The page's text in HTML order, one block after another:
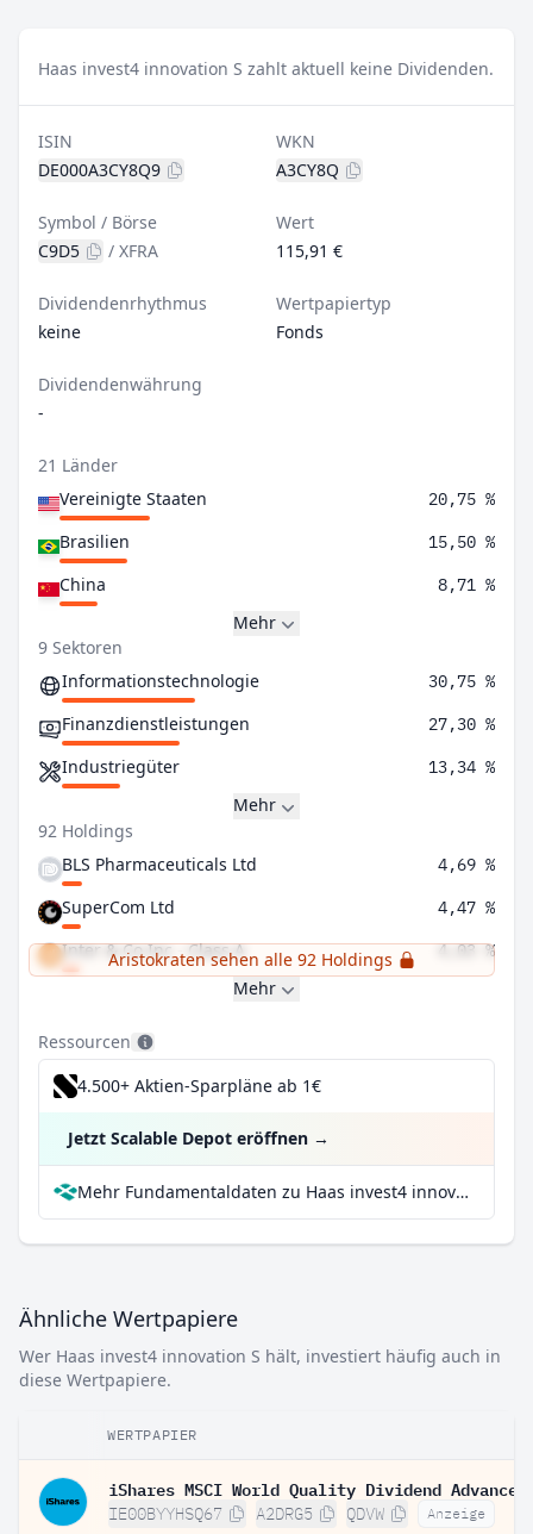
Haas invest4 innovation S zahlt aktuell keine Dividenden.
ISIN
DE000A3CY8Q9
WKN
A3CY8Q
Symbol / Börse
C9D5
/ XFRA
Wert
115,91 €
Dividendenrhythmus
keine
Wertpapiertyp
Fonds
Dividendenwährung
-
21 Länder
Vereinigte Staaten
20,75 %
Brasilien 15,50 %
China 8,71 %
Mehr
9 Sektoren
Informationstechnologie
30,75 %
Finanzdienstleistungen 27,30 %
Industriegüter 13,34 %
Mehr
92 Holdings
BLS Pharmaceuticals Ltd
4,69 %
SuperCom Ltd 4,47 %
Inter & Co Inc - Class A 4,03 %
Aristokraten sehen alle 92 Holdings
Mehr
Ressourcen
4.500+ Aktien-Sparpläne ab 1€
Jetzt Scalable Depot eröffnen →
Mehr Fundamentaldaten zu Haas invest4 innovation S bei Parqet
Ähnliche Wertpapiere
Wer Haas invest4 innovation S hält, investiert häufig auch in
diese Wertpapiere.
WERTPAPIER
IE00BYYHSQ67 A2DRG5 QDVW Anzeige